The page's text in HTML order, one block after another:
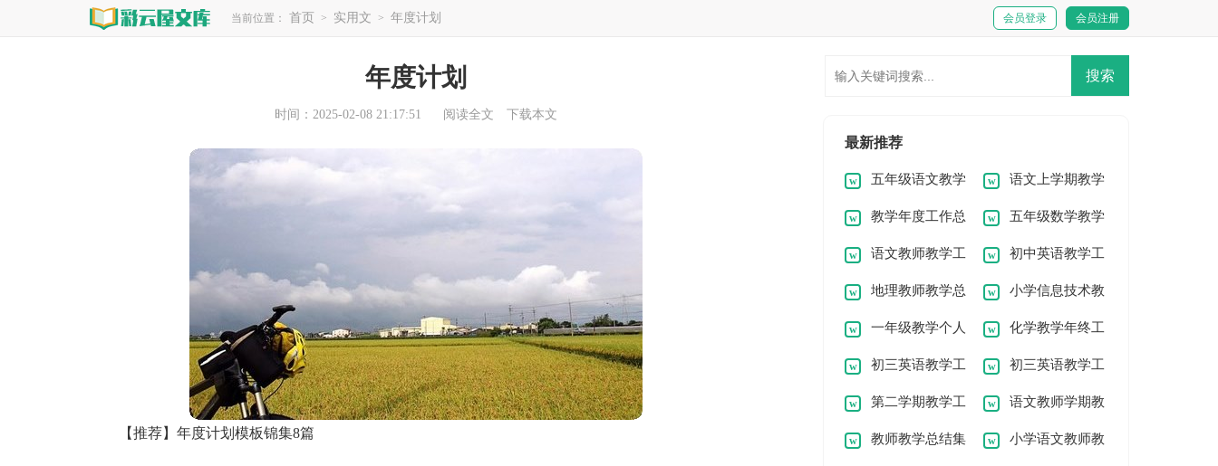
当前位置： 首页 > 实用文 > 年度计划 会员登录 会员注册
年度计划
时间：2025-02-08 21:17:51 阅读全文 下载本文
【推荐】年度计划模板锦集8篇
最新推荐
五年级语文教学
总结
语文上学期教学
工作总结
教学年度工作总
结15篇
五年级数学教学
工作总结(15篇)
语文教师教学工
作总结13篇
初中英语教学工
作总结15篇
地理教师教学总
结精选15篇
小学信息技术教
学工作总结18篇
一年级教学个人
工作总结
化学教学年终工
作总结
初三英语教学工
作总结(15篇)
初三英语教学工
作总结14篇
第二学期教学工
作总结
语文教师学期教
学总结
教师教学总结集 小学语文教师教